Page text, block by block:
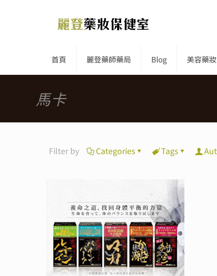
首頁 麗登藥師藥局 Blog 美容藥妝
馬卡
Filter by Categories Tags